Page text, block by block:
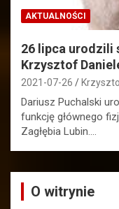
AKTUALNOŚCI
26 lipca urodzili
Krzysztof
2021-07-26
Dariusz Puchalski
funkcję głównego
Zagłębia Lubin.…
O witrynie